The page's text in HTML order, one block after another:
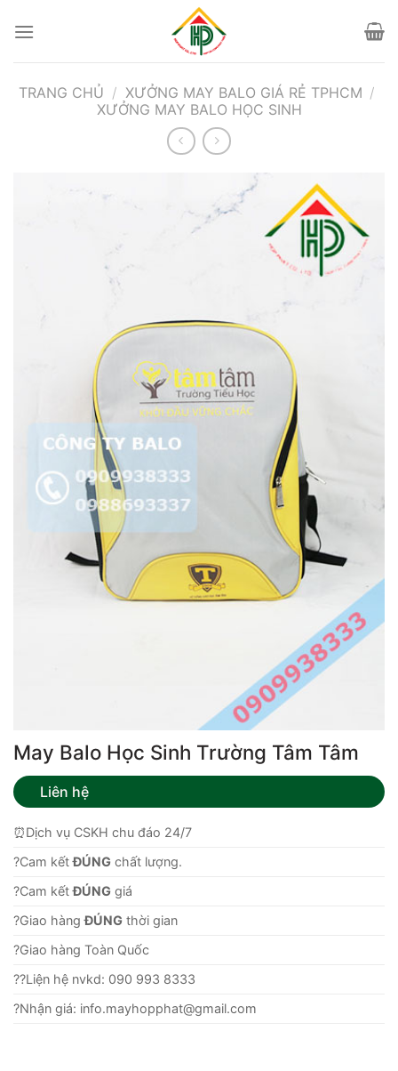
qua
TRANG CHỦ / XƯỞNG MAY BALO GIÁ RẺ TPHCM /
XƯỞNG MAY BALO HỌC SINH
May Balo Học Sinh Trường Tâm Tâm
Liên hệ
⏰Dịch vụ CSKH chu đáo 24/7
?Cam kếtĐÚNG chất lượng.
?Cam kếtĐÚNG giá
?Giao hàngĐÚNG thời gian
?Giao hàng Toàn Quốc
??Liện hệ nvkd: 090 993 8333
?Nhận giá: info.mayhopphat@gmail.com